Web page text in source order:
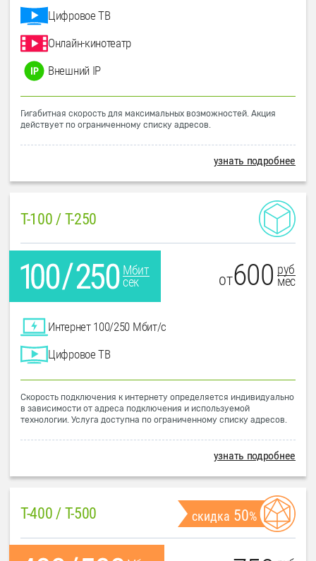
Цифровое ТВ
Онлайн-кинотеатр
Внешний IP
Гигабитная скорость для максимальных возможностей. Акция
действует по ограниченному списку адресов.
узнать подробнее
T-100 / T-250
Мбит
сек
от600 руб
мес
Интернет 100/250 Мбит/с
Цифровое ТВ
Скорость подключения к интернету определяется индивидуально
в зависимости от адреса подключения и используемой
технологии. Услуга доступна по ограниченному списку адресов.
узнать подробнее
T-400 / T-500 скидка 50%